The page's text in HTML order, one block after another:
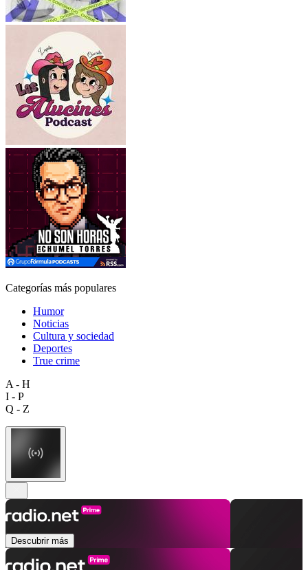
Categorías más populares
Humor
Noticias
Cultura y sociedad
Deportes
True crime
A - H
I - P
Q - Z
Descubrir más